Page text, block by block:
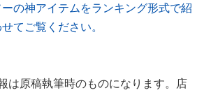
の神アイテムをランキング形式で紹
てご覧ください。
は原稿執筆時のものになります。店